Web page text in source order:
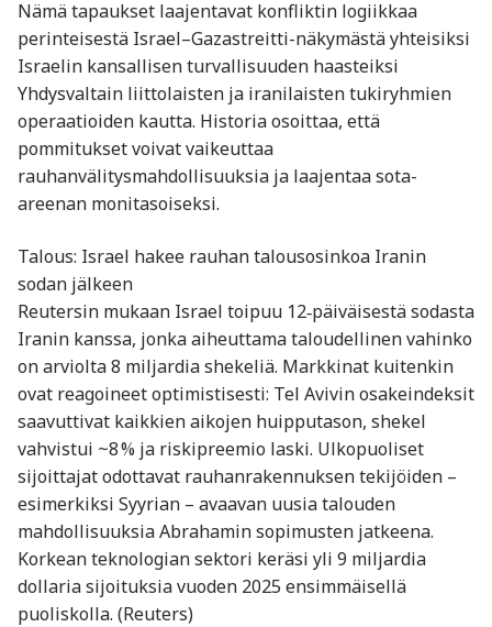
Nämä tapaukset laajentavat konfliktin logiikkaa
perinteisestä Israel–Gazastreitti-näkymästä yhteisiksi
Israelin kansallisen turvallisuuden haasteiksi
Yhdysvaltain liittolaisten ja iranilaisten tukiryhmien
operaatioiden kautta. Historia osoittaa, että
pommitukset voivat vaikeuttaa
rauhanvälitysmahdollisuuksia ja laajentaa sota-
areenan monitasoiseksi.
Talous: Israel hakee rauhan talousosinkoa Iranin
sodan jälkeen
Reutersin mukaan Israel toipuu 12‑päiväisestä sodasta
Iranin kanssa, jonka aiheuttama taloudellinen vahinko
on arviolta 8 miljardia shekeliä. Markkinat kuitenkin
ovat reagoineet optimistisesti: Tel Avivin osakeindeksit
saavuttivat kaikkien aikojen huipputason, shekel
vahvistui ~8 % ja riskipreemio laski. Ulkopuoliset
sijoittajat odottavat rauhanrakennuksen tekijöiden –
esimerkiksi Syyrian – avaavan uusia talouden
mahdollisuuksia Abrahamin sopimusten jatkeena.
Korkean teknologian sektori keräsi yli 9 miljardia
dollaria sijoituksia vuoden 2025 ensimmäisellä
puoliskolla. (Reuters)